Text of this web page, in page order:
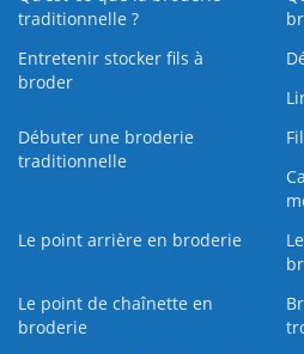
traditionnelle ?
Entretenir stocker fils à
broder
Débuter une broderie
traditionnelle
Le point arrière en broderie
Le point de chaînette en
broderie